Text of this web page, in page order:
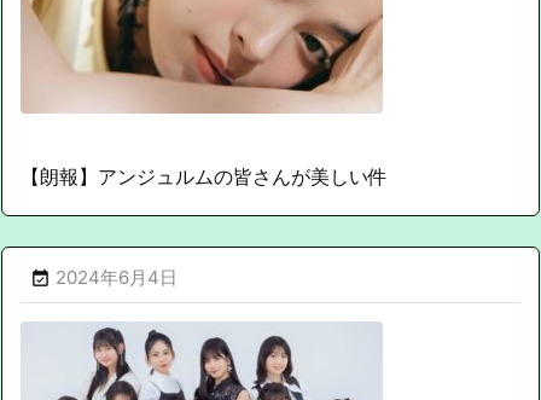
【朗報】アンジュルムの皆さんが美しい件
 2024年6月4日